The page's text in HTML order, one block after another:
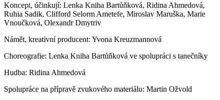
Koncept, účinkují: Lenka Kniha Bartůňková, Ridina Ahmedová,
Ruhia Sadik, Clifford Selorm Ametefe, Miroslav Maruška, Marie
Vnoučková, Olexandr Dmytriv
Námět, kreativní producent: Yvona Kreuzmannová
Choreografie: Lenka Kniha Bartůňková ve spolupráci s tanečníky
Hudba: Ridina Ahmedová
Spolupráce na přípravě zvukového materiálu: Martin Ožvold